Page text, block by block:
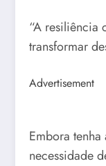
“A resiliência
transformar
Advertisement
Embora
necessidade